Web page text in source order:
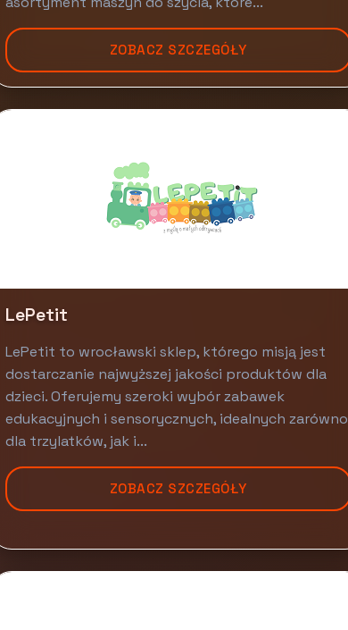
ZOBACZ SZCZEGÓŁY
LePetit
LePetit to wrocławski sklep, którego misją jest
dostarczanie najwyższej jakości produktów dla
dzieci. Oferujemy szeroki wybór zabawek
edukacyjnych i sensorycznych, idealnych zarówno
dla trzylatków, jak i...
ZOBACZ SZCZEGÓŁY